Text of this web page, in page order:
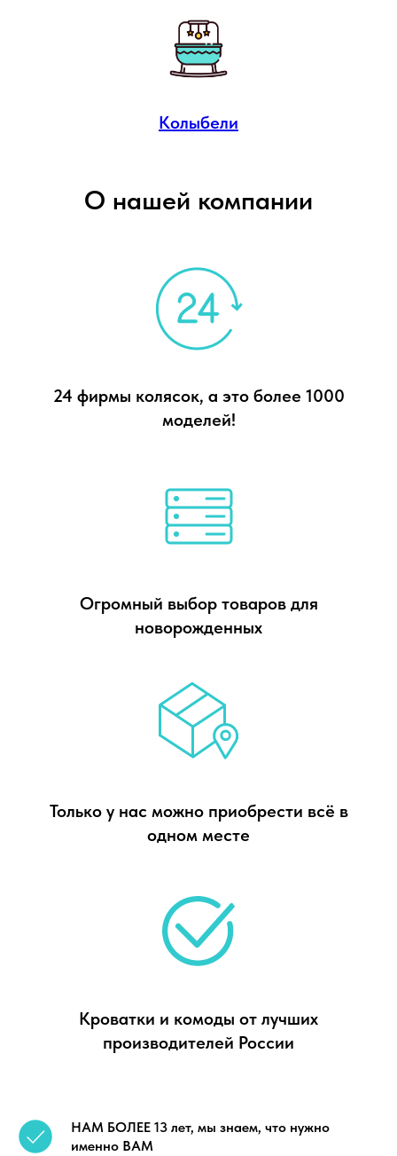
Колыбели
О нашей компании
24 фирмы колясок, а это более 1000
моделей!
Огромный выбор товаров для
новорожденных
Только у нас можно приобрести всё в
одном месте
Кроватки и комоды от лучших
производителей России
НАМ БОЛЕЕ 13 лет, мы знаем, что нужно
именно ВАМ